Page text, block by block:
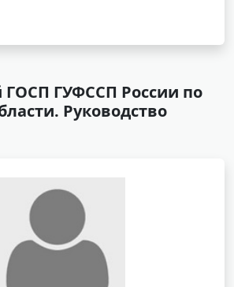
ГОСП ГУФССП России по
Руководство